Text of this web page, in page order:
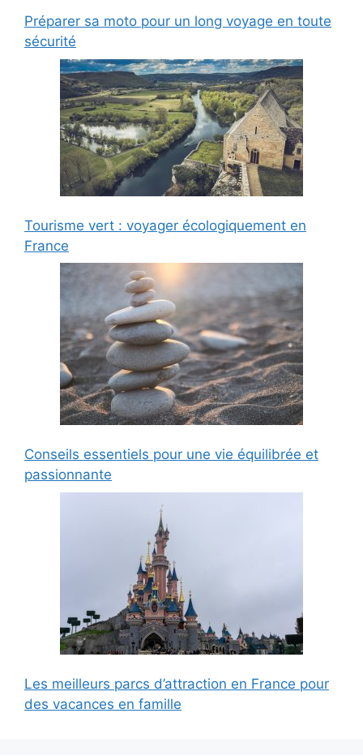
Préparer sa moto pour un long voyage en toute
sécurité
Tourisme vert : voyager écologiquement en
France
Conseils essentiels pour une vie équilibrée et
passionnante
Les meilleurs parcs d’attraction en France pour
des vacances en famille